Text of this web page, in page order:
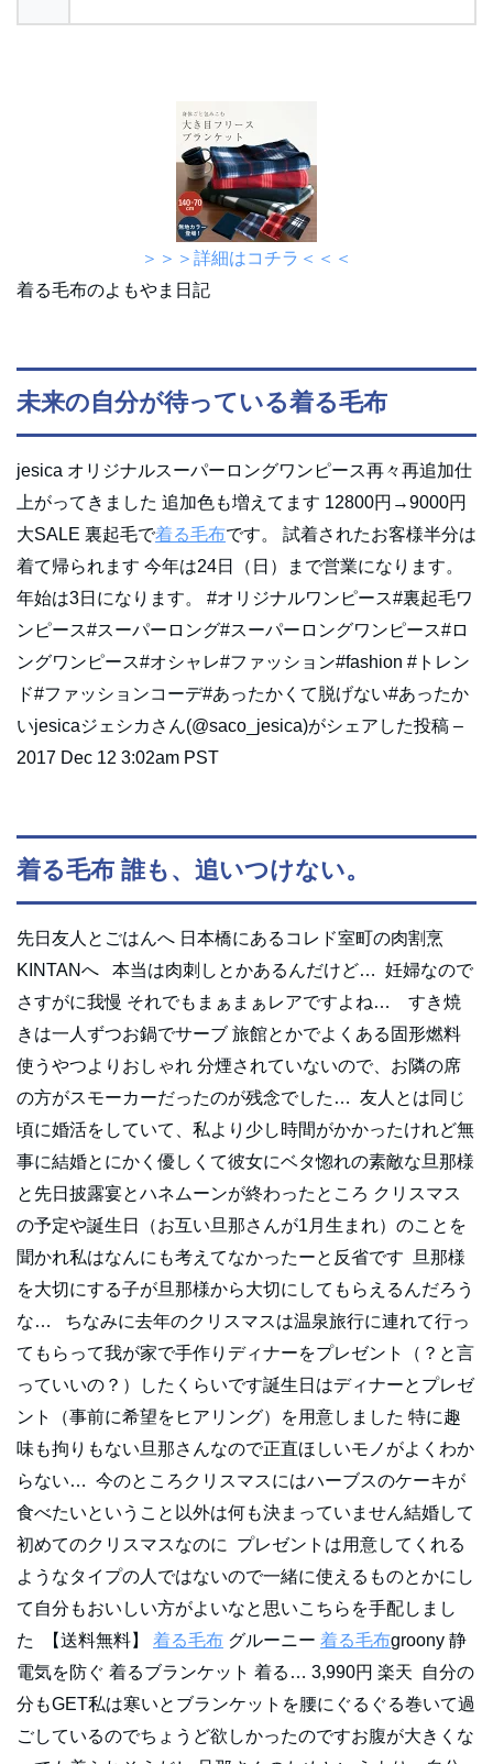
＞＞＞詳細はコチラ＜＜＜
着る毛布のよもやま日記
未来の自分が待っている着る毛布
jesica オリジナルスーパーロングワンピース再々再追加仕
上がってきました 追加色も増えてます 12800円→9000円
大SALE 裏起毛で着る毛布です。 試着されたお客様半分は
着て帰られます 今年は24日（日）まで営業になります。
年始は3日になります。 #オリジナルワンピース#裏起毛ワ
ンピース#スーパーロング#スーパーロングワンピース#ロ
ングワンピース#オシャレ#ファッション#fashion #トレン
ド#ファッションコーデ#あったかくて脱げない#あったか
いjesicaジェシカさん(@saco_jesica)がシェアした投稿 –
2017 Dec 12 3:02am PST
着る毛布 誰も、追いつけない。
先日友人とごはんへ 日本橋にあるコレド室町の肉割烹
KINTANへ 本当は肉刺しとかあるんだけど… 妊婦なので
さすがに我慢 それでもまぁまぁレアですよね… すき焼
きは一人ずつお鍋でサーブ 旅館とかでよくある固形燃料
使うやつよりおしゃれ 分煙されていないので、お隣の席
の方がスモーカーだったのが残念でした… 友人とは同じ
頃に婚活をしていて、私より少し時間がかかったけれど無
事に結婚とにかく優しくて彼女にベタ惚れの素敵な旦那様
と先日披露宴とハネムーンが終わったところ クリスマス
の予定や誕生日（お互い旦那さんが1月生まれ）のことを
聞かれ私はなんにも考えてなかったーと反省です 旦那様
を大切にする子が旦那様から大切にしてもらえるんだろう
な… ちなみに去年のクリスマスは温泉旅行に連れて行っ
てもらって我が家で手作りディナーをプレゼント（？と言
っていいの？）したくらいです誕生日はディナーとプレゼ
ント（事前に希望をヒアリング）を用意しました 特に趣
味も拘りもない旦那さんなので正直ほしいモノがよくわか
らない… 今のところクリスマスにはハーブスのケーキが
食べたいということ以外は何も決まっていません結婚して
初めてのクリスマスなのに プレゼントは用意してくれる
ようなタイプの人ではないので一緒に使えるものとかにし
て自分もおいしい方がよいなと思いこちらを手配しまし
た 【送料無料】 着る毛布 グルーニー 着る毛布groony 静
電気を防ぐ 着るブランケット 着る… 3,990円 楽天 自分の
分もGET私は寒いとブランケットを腰にぐるぐる巻いて過
ごしているのでちょうど欲しかったのですお腹が大きくな